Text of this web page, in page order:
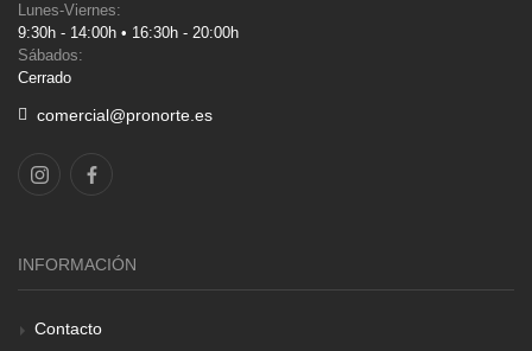
Lunes-Viernes:
9:30h - 14:00h • 16:30h - 20:00h
Sábados:
Cerrado
comercial@pronorte.es
INFORMACIÓN
Contacto